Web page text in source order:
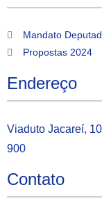
Mandato
Propostas 2024
Endereço
Viaduto Jacareí,
900
Contato